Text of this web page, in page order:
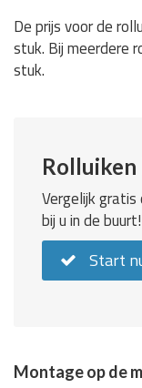
De prijs voor de
stuk. Bij meerdere
stuk.
Rolluiken
Vergelijk
bij u in de buurt!
Start
Montage op de